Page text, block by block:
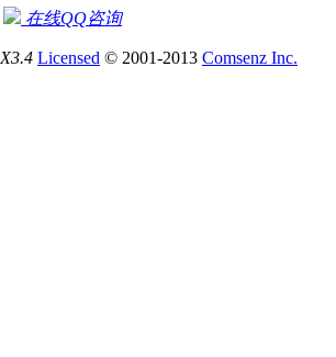
在线QQ咨询
X3.4 Licensed © 2001-2013 Comsenz Inc.